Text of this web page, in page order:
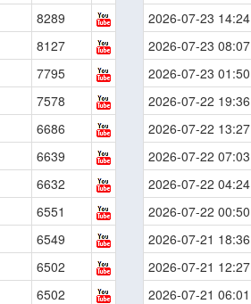
8289
8127
7795
7578
6686
6639
6632
6551
6549
6502
6502
2026-07-23 14:24
2026-07-23 08:07
2026-07-23 01:50
2026-07-22 19:36
2026-07-22 13:27
2026-07-22 07:03
2026-07-22 04:24
2026-07-22 00:50
2026-07-21 18:36
2026-07-21 12:27
2026-07-21 06:01